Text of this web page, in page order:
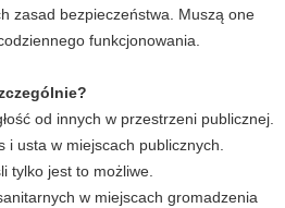
zasad bezpieczeństwa. Muszą one
funkcjonowania.
od innych w przestrzeni publicznej.
i usta w miejscach publicznych.
tylko jest to możliwe.
w miejscach gromadzenia